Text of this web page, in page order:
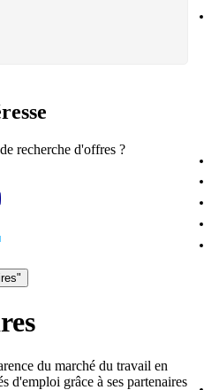
recherche d'offres ?
du marché du travail en
d'emploi grâce à ses partenaires